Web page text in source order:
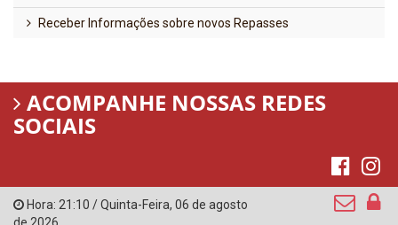
Receber Informações sobre novos Repasses
ACOMPANHE NOSSAS REDES
SOCIAIS
Hora: 21:10 /Quinta-Feira, 06 de agosto
de 2026